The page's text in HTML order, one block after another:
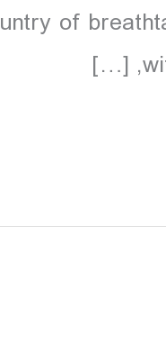
of